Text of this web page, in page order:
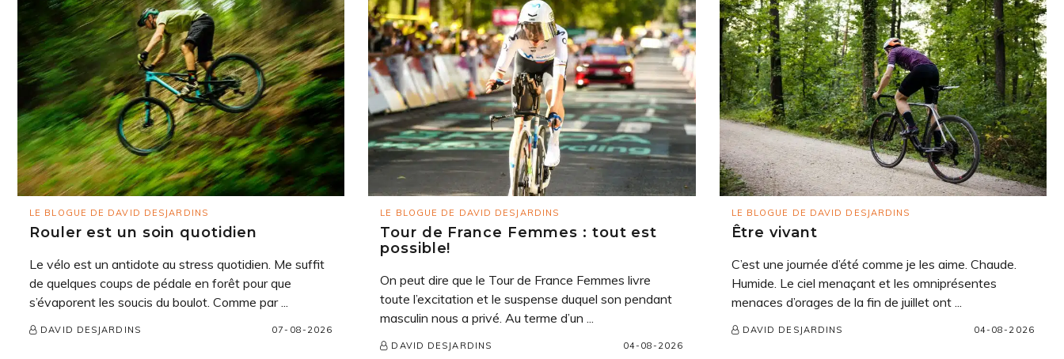
LE BLOGUE DE DAVID DESJARDINS
Rouler est un soin quotidien
Le vélo est un antidote au stress quotidien. Me suffit
de quelques coups de pédale en forêt pour que
s’évaporent les soucis du boulot. Comme par ...
DAVID DESJARDINS 07-08-2026
LE BLOGUE DE DAVID DESJARDINS
Tour de France Femmes : tout est
possible!
On peut dire que le Tour de France Femmes livre
toute l’excitation et le suspense duquel son pendant
masculin nous a privé. Au terme d’un ...
DAVID DESJARDINS 04-08-2026
LE BLOGUE DE DAVID DESJARDINS
Être vivant
C’est une journée d’été comme je les aime. Chaude.
Humide. Le ciel menaçant et les omniprésentes
menaces d’orages de la fin de juillet ont ...
DAVID DESJARDINS 04-08-2026